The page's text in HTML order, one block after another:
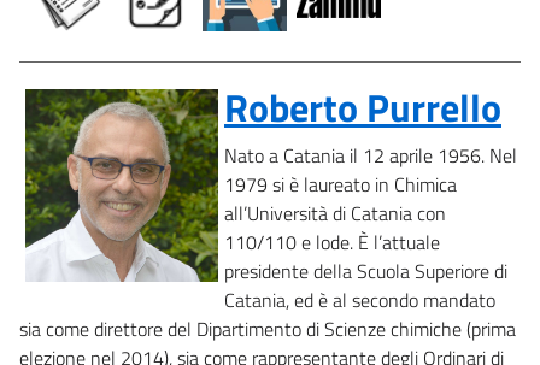
Roberto Purrello
Nato a Catania il 12 aprile 1956. Nel
1979 si è laureato in Chimica
all’Università di Catania con
110/110 e lode. È l’attuale
presidente della Scuola Superiore di
Catania, ed è al secondo mandato
sia come direttore del Dipartimento di Scienze chimiche (prima
elezione nel 2014), sia come rappresentante degli Ordinari di